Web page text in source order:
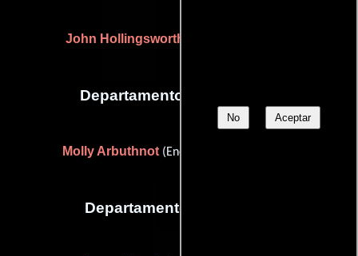
No Aceptar
John Hollingsworth
Departamento de vestuario
Molly Arbuthnot(Encargada del vestuario)
Departamento de editorial